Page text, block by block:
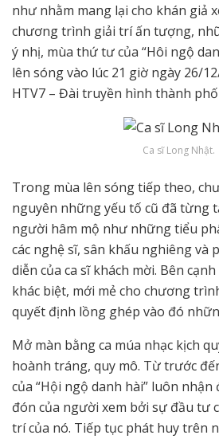
như nhằm mang lại cho khán giả
chương trình giải trí ấn tượng,
ý nhị, mùa thứ tư của “Hôi ngộ
lên sóng vào lúc 21 giờ ngày 26/
HTV7 – Đài truyền hình thành
Ca sĩ Long Nhật.
Trong mùa lên sóng tiếp theo,
nguyên những yếu tố cũ đã từng
người hâm mộ như những tiểu
các nghệ sĩ, sân khấu nghiêng và
diễn của ca sĩ khách mời. Bên
khác biệt, mới mẻ cho chương
quyết định lồng ghép vào đó
Mở màn bằng ca múa nhạc kịch
hoành tráng, quy mô. Từ trước
của “Hội ngộ danh hài” luôn nhận
đón của người xem bởi sự đầu tư
trí của nó. Tiếp tục phát huy trên